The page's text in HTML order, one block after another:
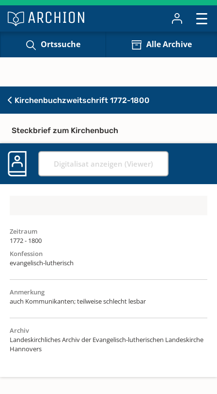
Ortssuche Alle Archive
Kirchenbuchzweitschrift 1772-1800
Steckbrief zum Kirchenbuch
Digitalisat anzeigen (Viewer)
Zeitraum
1772 - 1800
Konfession
evangelisch-lutherisch
Anmerkung
auch Kommunikanten; teilweise schlecht lesbar
Archiv
Landeskirchliches Archiv der Evangelisch-lutherischen Landeskirche
Hannovers